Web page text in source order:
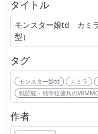
タイトル
モンスター娘td カミ
型）
タグ
モンスター娘td カミラ
戦闘狂・戦争狂傭兵の
作者